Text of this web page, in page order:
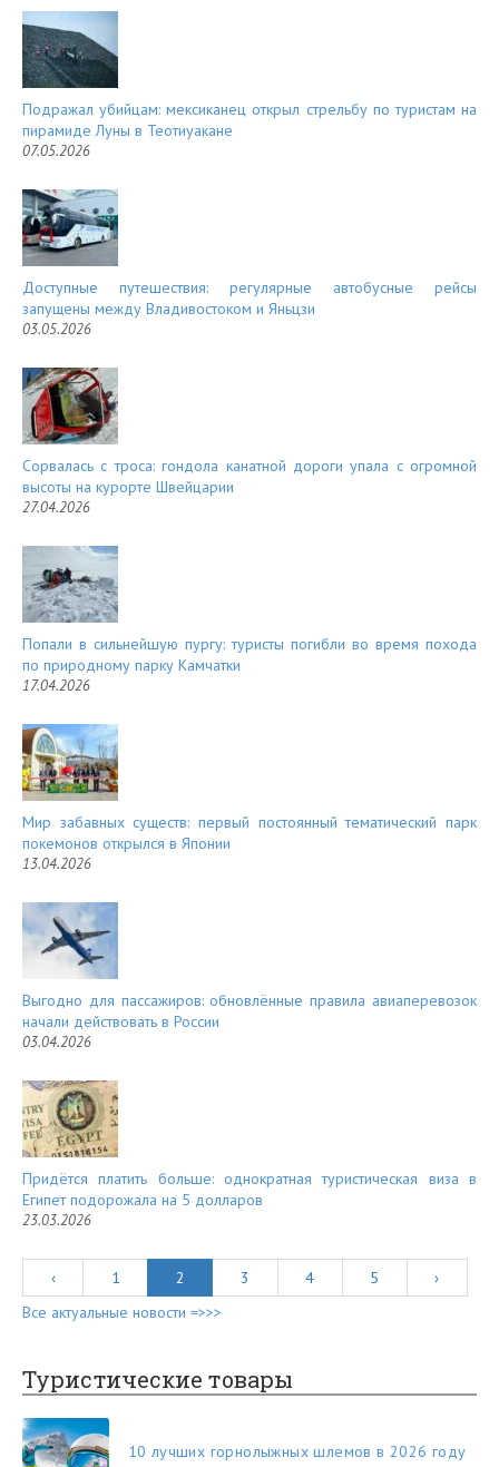
Подражал убийцам: мексиканец открыл стрельбу по туристам на
пирамиде Луны в Теотиуакане
07.05.2026
Доступные путешествия: регулярные автобусные рейсы
запущены между Владивостоком и Яньцзи
03.05.2026
Сорвалась с троса: гондола канатной дороги упала с огромной
высоты на курорте Швейцарии
27.04.2026
Попали в сильнейшую пургу: туристы погибли во время похода
по природному парку Камчатки
17.04.2026
Мир забавных существ: первый постоянный тематический парк
покемонов открылся в Японии
13.04.2026
Выгодно для пассажиров: обновлённые правила авиаперевозок
начали действовать в России
03.04.2026
Придётся платить больше: однократная туристическая виза в
Египет подорожала на 5 долларов
23.03.2026
‹ 1 2 3 4 5
›
Все актуальные новости =>>>
Туристические товары
10 лучших горнолыжных шлемов в 2026 году